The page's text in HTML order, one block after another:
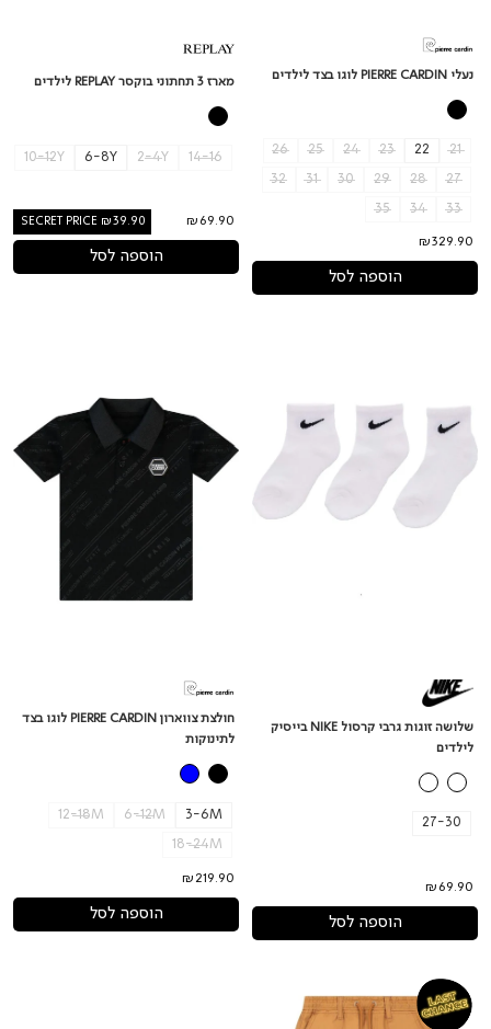
נעלי PIERRE CARDIN לוגו בצד לילדים
21
22
23
24
25
26
27
28
29
30
31
32
33
34
35
₪329.90
הוספה לסל
מארז 3 תחתוני בוקסר REPLAY לילדים
14-16
2-4Y
6-8Y
10-12Y
SECRET PRICE ₪39.90 ₪69.90
הוספה לסל
NIKE
בייסיק
לילדים
שלושה זוגות גרבי קרסול NIKE בייסיק
לילדים
27-30
₪69.90
הוספה לסל
CARDIN
לוגו
בצד
לתינוקות
חולצת צווארון PIERRE CARDIN לוגו בצד
לתינוקות
3-6M
6-12M
12-18M
18-24M
₪219.90
הוספה לסל
מכנסי
קרגו